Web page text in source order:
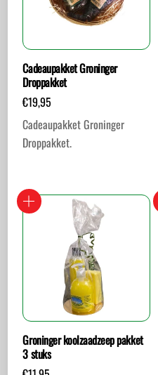
Cadeaupakket Groninger
Droppakket
€19,95
Cadeaupakket Groninger
Droppakket.
Groninger koolzaadzeep pakket
3 stuks